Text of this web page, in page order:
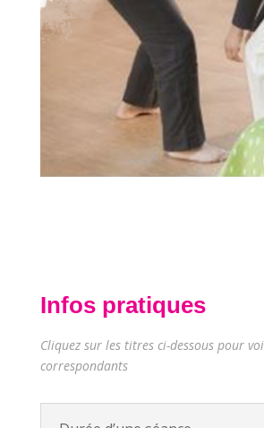
Infos pratiques
Cliquez sur les titres ci-dessous pour
correspondants